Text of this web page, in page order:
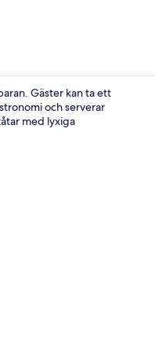
Villa, 3
Gäster kan ta ett
och serverar
med lyxiga